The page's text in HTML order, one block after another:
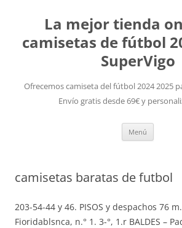
La mejor tienda
camisetas de fútbol
SuperVigo
Ofrecemos camiseta del fútbol 2024 2025
Envío gratis desde 69€ y
Menú
camisetas baratas de futbol
203-54-44 y 46. PISOS y despachos 76
Fioridablsnca, n.° 1. 3-°, 1.r BALDES –